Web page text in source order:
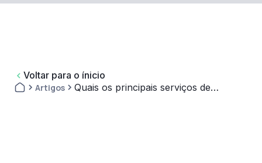
Artigos
Quais os principais serviços de
Voltar para o ínicio